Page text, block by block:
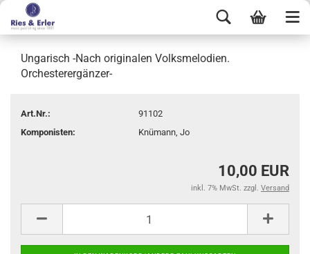
Ungarisch -Nach originalen Volksmelodien.
Orchesterergänzer-
Art.Nr.:
91102
Komponisten:
Knümann, Jo
10,00 EUR
inkl. 7% MwSt. zzgl. Versand